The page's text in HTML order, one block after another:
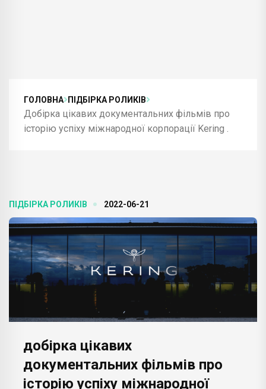
ГОЛОВНА ПІДБІРКА РОЛИКІВ
Добірка цікавих документальних фільмів про
історію успіху міжнародної корпорації Kering .
ПІДБІРКА РОЛИКІВ 2022-06-21
добірка цікавих
документальних фільмів про
історію успіху міжнародної